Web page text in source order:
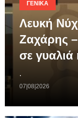
ΓΕΝΙΚΆ
Λευκή
Ζαχάρης
σε
.
07|08|2026